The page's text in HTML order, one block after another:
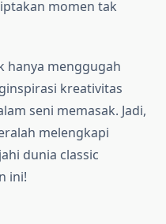
momen tak
hanya menggugah
kreativitas
seni memasak. Jadi,
melengkapi
dunia classic
ini!